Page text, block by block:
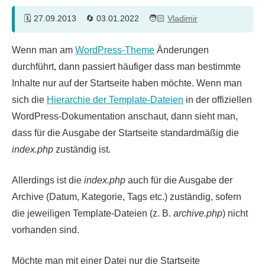
27.09.2013 03.01.2022 Vladimir
Wenn man am WordPress-Theme Änderungen
durchführt, dann passiert häufiger dass man bestimmte
Inhalte nur auf der Startseite haben möchte. Wenn man
sich die Hierarchie der Template-Dateien in der offiziellen
WordPress-Dokumentation anschaut, dann sieht man,
dass für die Ausgabe der Startseite standardmäßig die
index.php zuständig ist.
Allerdings ist die index.php auch für die Ausgabe der
Archive (Datum, Kategorie, Tags etc.) zuständig, sofern
die jeweiligen Template-Dateien (z. B. archive.php) nicht
vorhanden sind.
Möchte man mit einer Datei nur die Startseite